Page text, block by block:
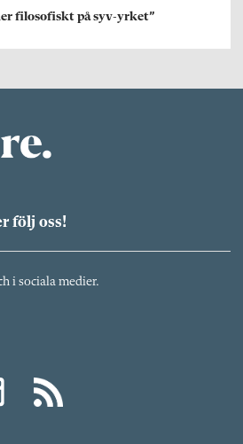
filosofiskt på syv-yrket”
följ oss!
i sociala medier.